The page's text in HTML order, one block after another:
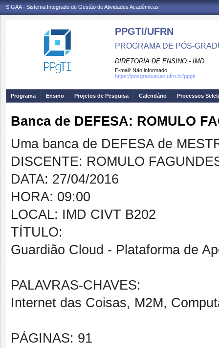
SIGAA - Sistema Integrado de Gestão de Atividades Acadêmicas
PPGTI/UFRN
PROGRAMA DE PÓS-
DIRETORIA DE ENSINO - IMD
E-mail: Não informado
https://posgraduacao.ufrn.br/ppgti
Programa Ensino Projetos de Pesquisa Calendário Processos
Banca de DEFESA: ROMULO
Uma banca de DEFESA de
DISCENTE: ROMULO
DATA: 27/04/2016
HORA: 09:00
LOCAL: IMD CIVT B202
TÍTULO:
Guardião Cloud - Plataforma de
PALAVRAS-CHAVES:
Internet das Coisas, M2M,
PÁGINAS: 91